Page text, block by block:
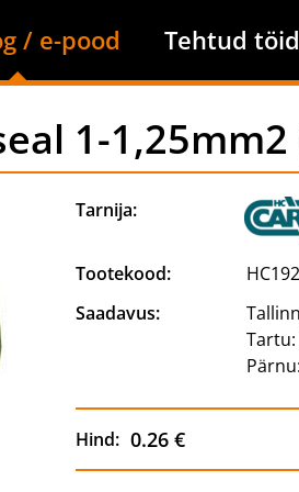
/ e-pood Tehtud töid
1-
Tarnija:
Tootekood:
Saadavus:
Tartu:
Hind: 0.26 €